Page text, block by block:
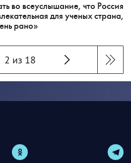
во всеуслышание, что Россия
для ученых страна,
рано»
2 из 18